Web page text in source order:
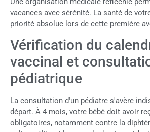
vacances avec sérénité. La santé de
priorité absolue lors de cette première
Vérification du
vaccinal et
pédiatrique
La consultation d'un pédiatre s'avère
départ. À 4 mois, votre bébé doit avoir
obligatoires, notamment contre la